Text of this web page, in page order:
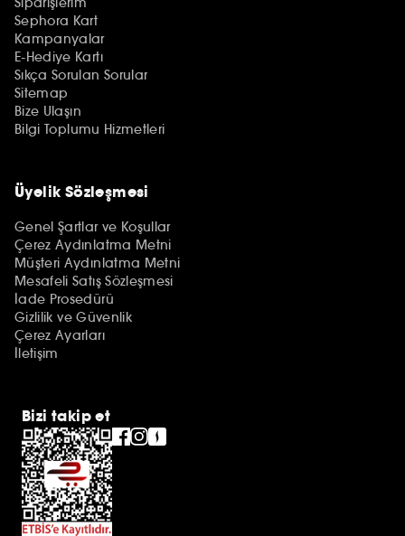
Sephora Kart
Kampanyalar
E-Hediye Kartı
Sıkça Sorulan Sorular
Sitemap
Bize Ulaşın
Bilgi Toplumu Hizmetleri
Üyelik Sözleşmesi
Genel Şartlar ve Koşullar
Çerez Aydınlatma Metni
Müşteri Aydınlatma Metni
Mesafeli Satış Sözleşmesi
İade Prosedürü
Gizlilik ve Güvenlik
Çerez Ayarları
İletişim
Bizi takip et